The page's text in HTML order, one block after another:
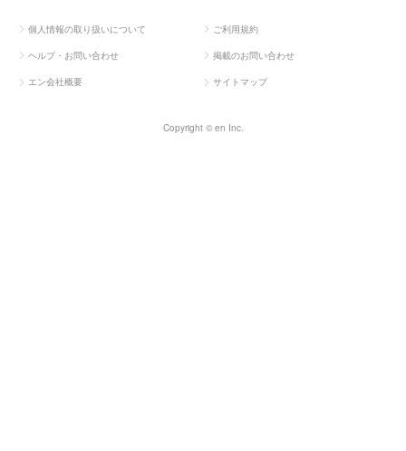
個人情報の取り扱いについて ご利用規約
ヘルプ・お問い合わせ 掲載のお問い合わせ
エン会社概要 サイトマップ
Copyright © en Inc.